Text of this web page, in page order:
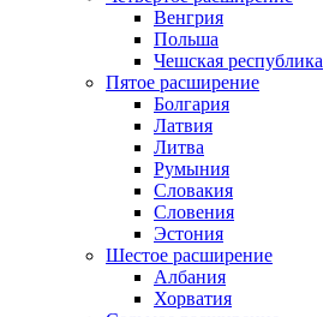
Венгрия
Польша
Чешская республика
Пятое расширение
Болгария
Латвия
Литва
Румыния
Словакия
Словения
Эстония
Шестое расширение
Албания
Хорватия